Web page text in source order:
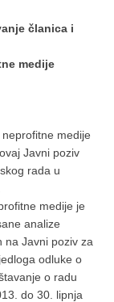
članica i
medije
medije
Javni poziv
rada u
medije je
analize
na Javni poziv za
odluke o
o radu
do 30. lipnja